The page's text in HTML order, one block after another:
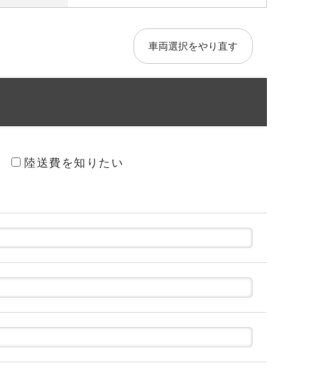
車両選択をやり直す
陸送費を知りたい